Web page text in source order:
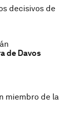
decisivos de
de Davos
miembro de la